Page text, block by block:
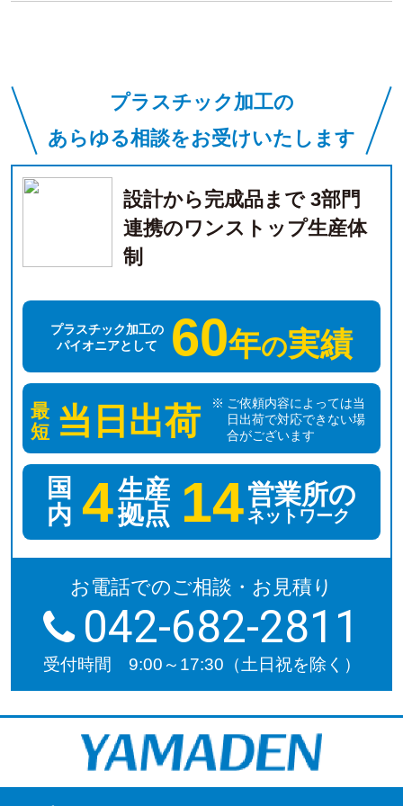
プラスチック加工の
あらゆる相談をお受けいたします
設計から完成品まで 3部門
連携のワンストップ生産体
制
プラスチック加工の
パイオニアとして
60年の実績
最
短 当日出荷
ご依頼内容によっては当
日出荷で対応できない場
合がございます
国
内 4生産
拠点 14営業所の
ネットワーク
お電話でのご相談・お見積り
042-682-2811
受付時間 9:00～17:30（土日祝を除く）